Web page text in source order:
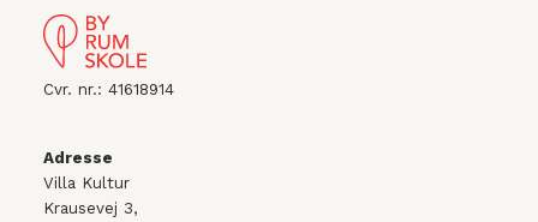
Cvr. nr.: 41618914
Adresse
Villa Kultur
Krausevej 3,